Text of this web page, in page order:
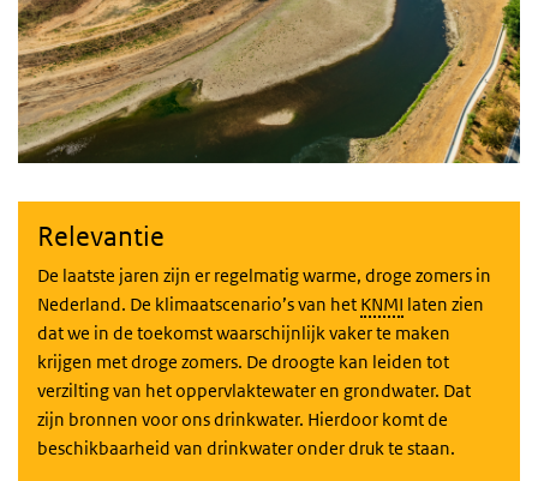
Relevantie
De laatste jaren zijn er regelmatig warme, droge zomers in
Nederland. De klimaatscenario’s van het KNMI laten zien
dat we in de toekomst waarschijnlijk vaker te maken
krijgen met droge zomers. De droogte kan leiden tot
verzilting van het oppervlaktewater en grondwater. Dat
zijn bronnen voor ons drinkwater. Hierdoor komt de
beschikbaarheid van drinkwater onder druk te staan.